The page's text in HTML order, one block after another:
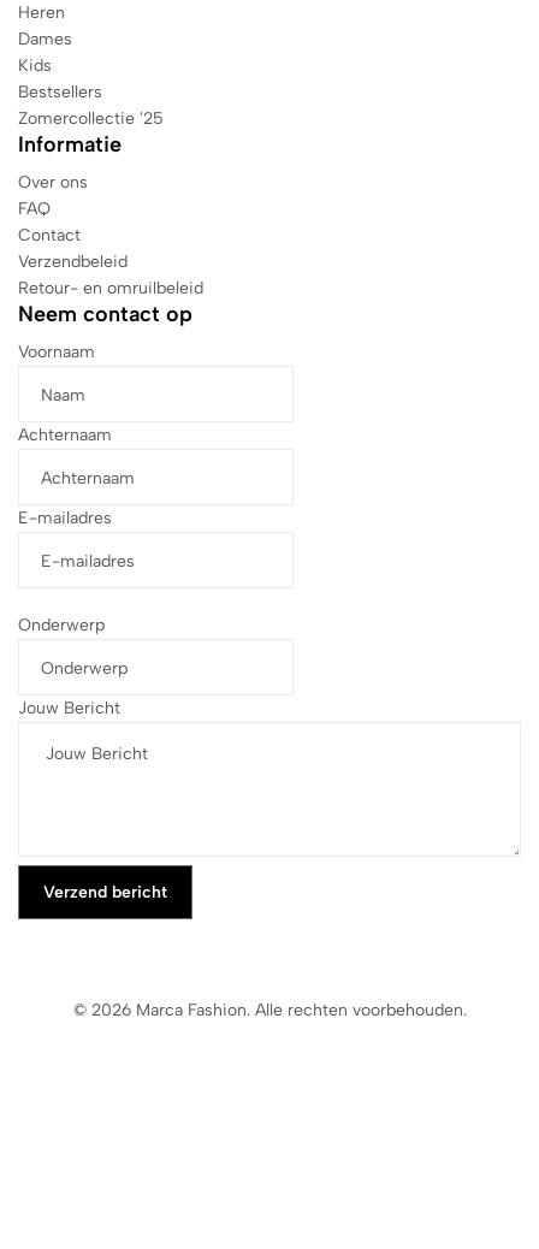
Heren
Dames
Kids
Bestsellers
Zomercollectie '25
Informatie
Over ons
FAQ
Contact
Verzendbeleid
Retour- en omruilbeleid
Neem contact op
Voornaam
Achternaam
E-mailadres
Onderwerp
Jouw Bericht
Verzend bericht
© 2026 Marca Fashion. Alle rechten voorbehouden.